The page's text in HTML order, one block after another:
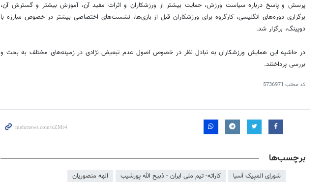
پرسش و پاسخ درباره سیاست ورزش، حمایت بیشتر از ورزشکاران و اثرات مفید آن، آموزش بیشتر و گسترش آن،
برگزاری دوره‌های انگلیسی، کارگروه برای ورزشکاران قبل از بازی‌ها، نشست‌های اختصاصی بیشتر در خصوص مبارزه با
دوپینگ، برگزار شد.
در حاشیه این همایش ورزشکاران به تبادل نظر در خصوص اصول عدم تبعیض نژادی در زمینه‌های مختلف به بحث و
بررسی پرداختند.
کد مطلب 5736971
برچسب‌ها
شورای المپیک آسیا کاراته- تیم ملی ایران - ذبیح الله پورشیب الهه منصوریان